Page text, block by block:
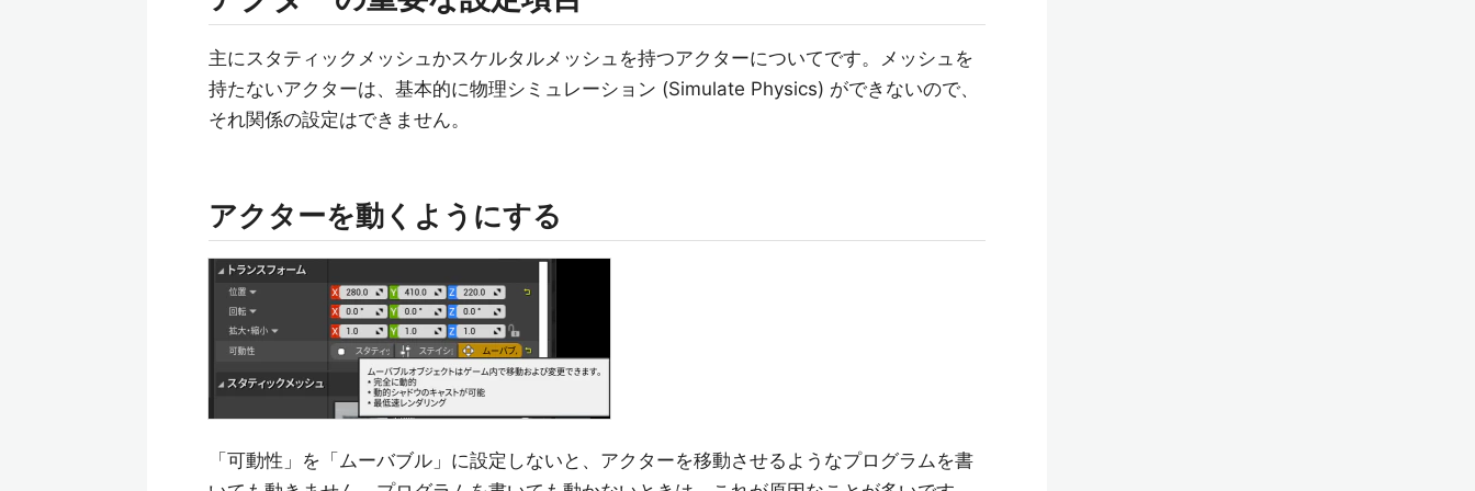
主にスタティックメッシュかスケルタルメッシュを持つアクターについてです。メッシュを
持たないアクターは、基本的に物理シミュレーション (Simulate Physics) ができないので、
それ関係の設定はできません。
アクターを動くようにする
「可動性」を「ムーバブル」に設定しないと、アクターを移動させるようなプログラムを書